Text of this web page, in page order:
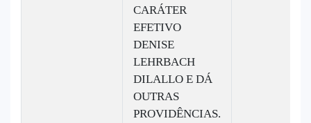
CARÁTER
EFETIVO
DENISE
LEHRBACH
DILALLO E DÁ
OUTRAS
PROVIDÊNCIAS.